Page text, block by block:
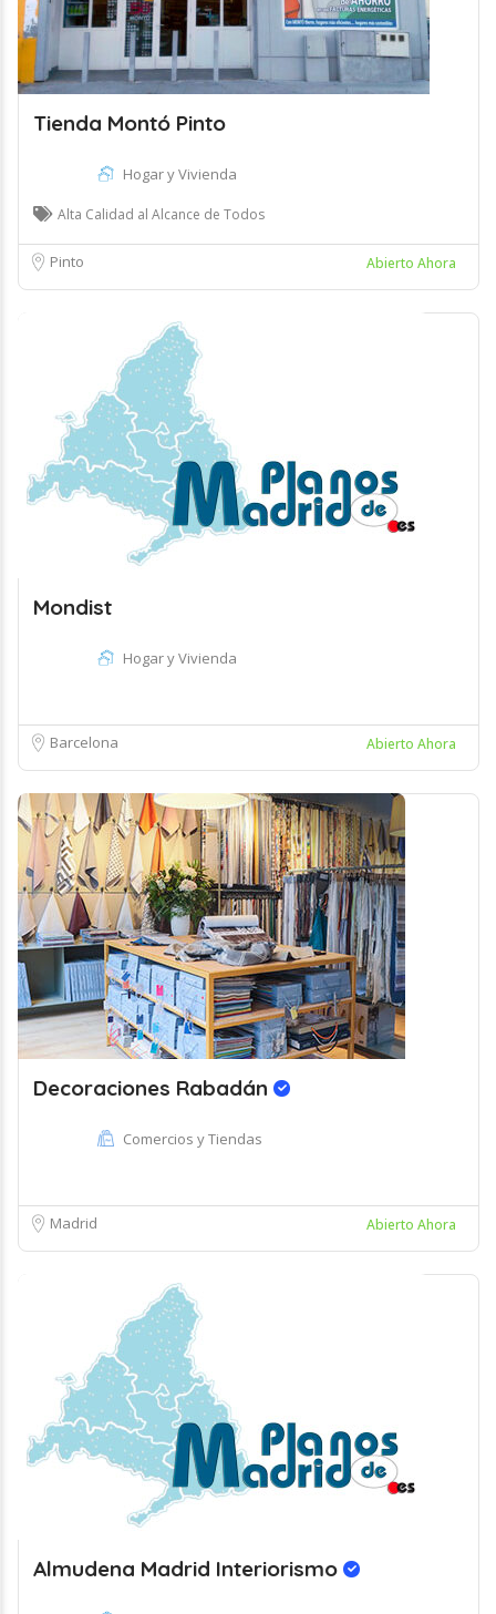
Tienda Montó Pinto
Hogar y Vivienda
Alta Calidad al Alcance de Todos
Pinto Abierto Ahora
Mondist
Hogar y Vivienda
Barcelona Abierto Ahora
Decoraciones Rabadán
Comercios y Tiendas
Madrid Abierto Ahora
Almudena Madrid Interiorismo